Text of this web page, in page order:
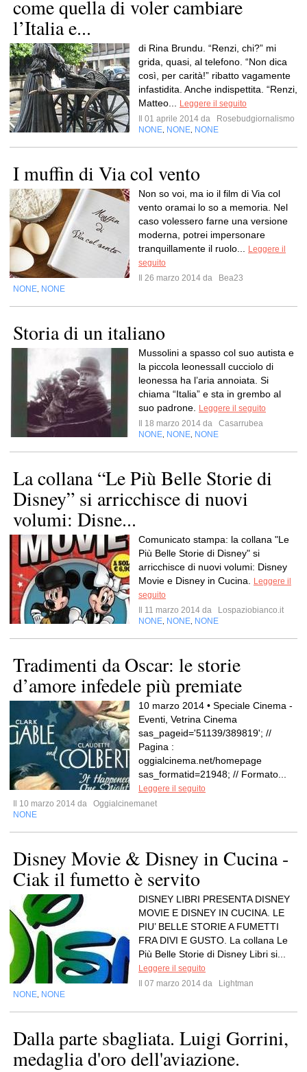
come quella di voler cambiare
l’Italia e...
di Rina Brundu. “Renzi, chi?” mi
grida, quasi, al telefono. “Non dica
così, per carità!” ribatto vagamente
infastidita. Anche indispettita. “Renzi,
Matteo...
Leggere il seguito
Il 01 aprile 2014 da
Rosebudgiornalismo
NONE NONE NONE
I muffin di Via col vento
Non so voi, ma io il film di Via col
vento oramai lo so a memoria. Nel
caso volessero farne una versione
moderna, potrei impersonare
tranquillamente il ruolo...
Leggere il
seguito
Il 26 marzo 2014 da
Bea23
NONE NONE
Storia di un italiano
Mussolini a spasso col suo autista e
la piccola leonessaIl cucciolo di
leonessa ha l’aria annoiata. Si
chiama “Italia” e sta in grembo al
suo padrone.
Leggere il seguito
Il 18 marzo 2014 da
Casarrubea
NONE NONE NONE
La collana “Le Più Belle Storie di
Disney” si arricchisce di nuovi
volumi: Disne...
Comunicato stampa: la collana "Le
Più Belle Storie di Disney" si
arricchisce di nuovi volumi: Disney
Movie e Disney in Cucina.
Leggere il
seguito
Il 11 marzo 2014 da
Lospaziobianco.it
NONE NONE NONE
Tradimenti da Oscar: le storie
d’amore infedele più premiate
10 marzo 2014 • Speciale Cinema -
Eventi, Vetrina Cinema
sas_pageid='51139/389819'; //
Pagina :
oggialcinema.net/homepage
sas_formatid=21948; // Formato...
Leggere il seguito
Il 10 marzo 2014 da
Oggialcinemanet
NONE
Disney Movie & Disney in Cucina -
Ciak il fumetto è servito
DISNEY LIBRI PRESENTA DISNEY
MOVIE E DISNEY IN CUCINA. LE
PIU’ BELLE STORIE A FUMETTI
FRA DIVI E GUSTO. La collana Le
Più Belle Storie di Disney Libri si...
Leggere il seguito
Il 07 marzo 2014 da
Lightman
NONE NONE
Dalla parte sbagliata. Luigi Gorrini,
medaglia d'oro dell'aviazione.